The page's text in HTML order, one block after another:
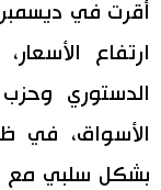
أُقرت في ديسمبر/
ارتفاع
الدستوري
الأسواق، في
بشكل سلبي مع